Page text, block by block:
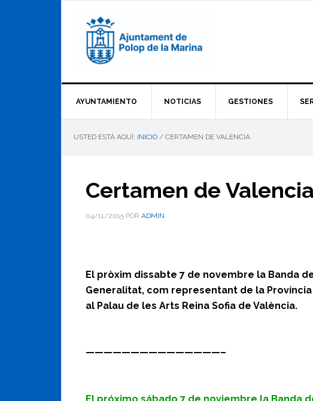
AYUNTAMIENTO NOTICIAS GESTIONES
USTED ESTÁ AQUÍ: INICIO / CERTAMEN DE VALENCIA
Certamen de Valencia
04/11/2015 POR ADMIN
El pròxim dissabte 7 de novembre la Banda
Generalitat, com representant de la
al Palau de les Arts Reina Sofia de València.
———————————————–